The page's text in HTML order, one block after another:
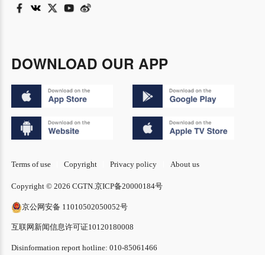
DOWNLOAD OUR APP
Terms of use Copyright Privacy policy About us
Copyright © 2026 CGTN.京ICP备20000184号
京公网安备 11010502050052号
互联网新闻信息许可证10120180008
Disinformation report hotline: 010-85061466